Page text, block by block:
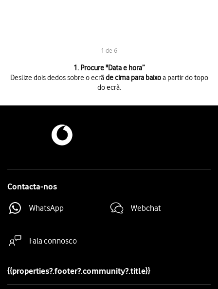
1 de 6
1. Procure "Data e hora”
Deslize dois dedos sobre o ecrãde cima para baixoa partir do topo
do ecrã.
Primao ícone de definições.
Data e hora.
o indicador junto a "Data e hora automáticas"
a tecla de início
Contacta-nos
WhatsApp Webchat
Fala connosco
{{properties?.footer?.community?.title}}